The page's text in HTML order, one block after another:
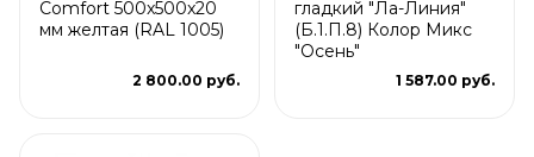
Comfort 500x500x20
мм желтая (RAL 1005)
2 800.00 руб.
гладкий "Ла-Линия"
(Б.1.П.8) Колор Микс
"Осень"
1 587.00 руб.